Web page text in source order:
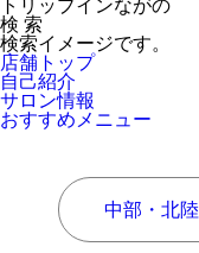
トリップインながの
検 索
検索イメージです。
店舗トップ
自己紹介
サロン情報
おすすめメニュー
中部・北